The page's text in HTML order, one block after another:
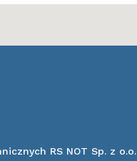
RS NOT Sp. z o.o.